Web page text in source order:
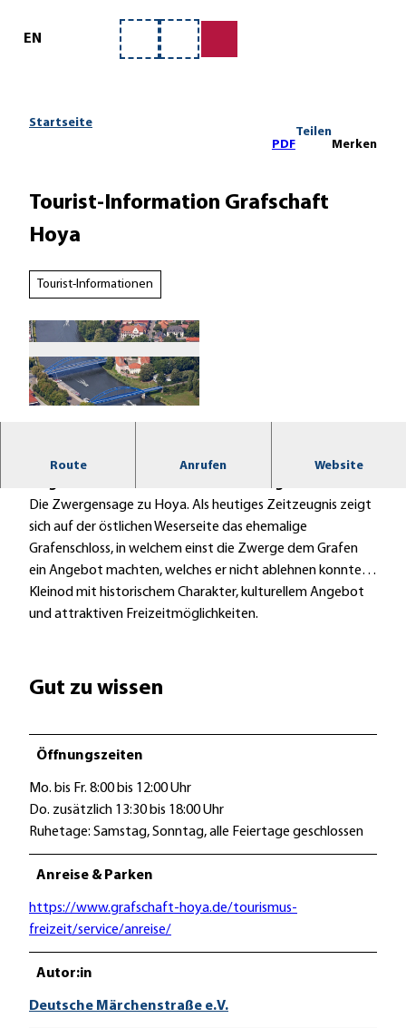
EN
Merkzettel
Suche
Startseite
PDF
Teilen
Merken
Tourist-Information Grafschaft
Hoya
Tourist-Informationen
-
w
e
s
e
r
u
Route Anrufen Website
Kleinod mit historischem Charakter, kulturellem
Die Zwergensage zu Hoya. Als heutiges Zeitzeugnis zeigt
sich auf der östlichen Weserseite das ehemalige
Grafenschloss, in welchem einst die Zwerge dem Grafen
ein Angebot machten, welches er nicht ablehnen konnte…
Kleinod mit historischem Charakter, kulturellem Angebot
und attraktiven Freizeitmöglichkeiten.
Gut zu wissen
Öffnungszeiten
Mo. bis Fr. 8:00 bis 12:00 Uhr
Do. zusätzlich 13:30 bis 18:00 Uhr
Ruhetage: Samstag, Sonntag, alle Feiertage geschlossen
Anreise & Parken
https://www.grafschaft-hoya.de/tourismus-
freizeit/service/anreise/
Autor:in
Deutsche Märchenstraße e.V.